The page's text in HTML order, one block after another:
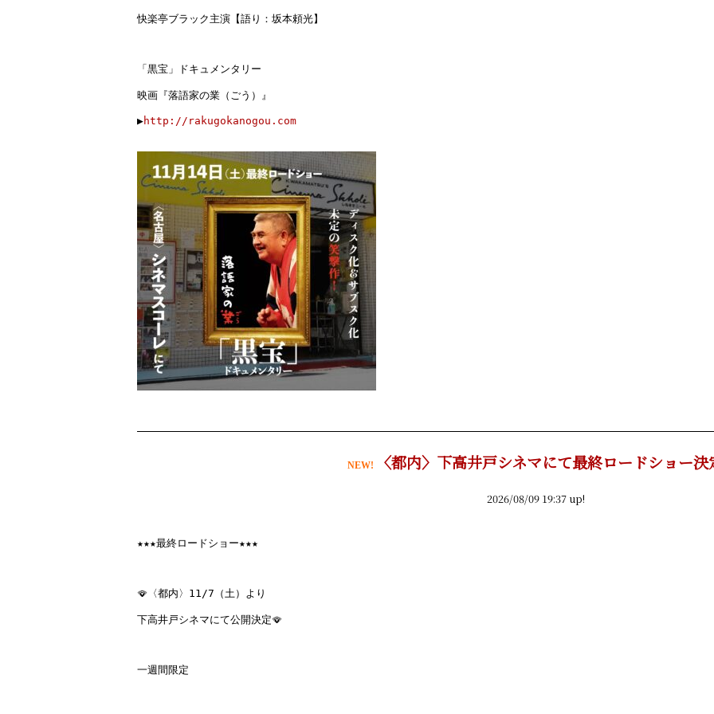
快楽亭ブラック主演【語り：坂本頼光】
「黒宝」ドキュメンタリー
映画『落語家の業（ごう）』
▶︎http://rakugokanogou.com
NEW! 〈都内〉下高井戸シネマにて最終ロードショー決
2026/08/09 19:37 up!
★★★最終ロードショー★★★
🪭 〈都内〉11/7（土）より
下高井戸シネマにて公開決定🪭
一週間限定